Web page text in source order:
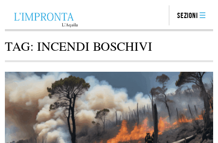
Sezioni
TAG: INCENDI BOSCHIVI